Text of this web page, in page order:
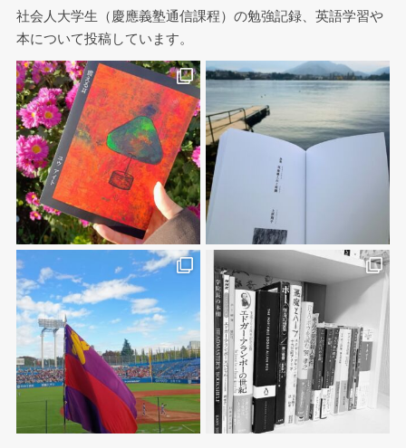
社会人大学生（慶應義塾通信課程）の勉強記録、英語学習や
本について投稿しています。